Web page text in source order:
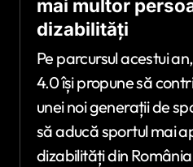
mai multor
dizabilități
Pe parcursul acestui
4.0 își propune să
unei noi generații de
să aducă sportul mai
dizabilități din